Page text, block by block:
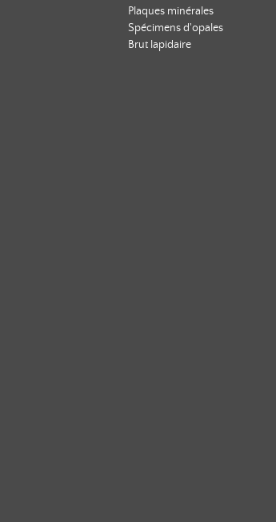
Plaques minérales
Spécimens d'opales
Brut lapidaire